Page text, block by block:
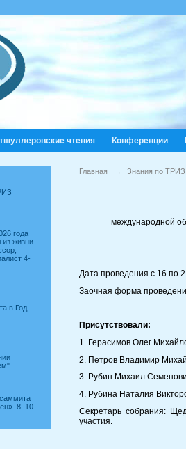
чтения Конференции
года
из жизни
4-
в Год
8–10
Главная → Знания по ТРИЗ
международной
Дата проведения с 16 по
Заочная форма
Присутствовали:
1. Герасимов Олег
2. Петров Владимир
3. Рубин Михаил
4. Рубина Наталия
Секретарь собрания:
участия.